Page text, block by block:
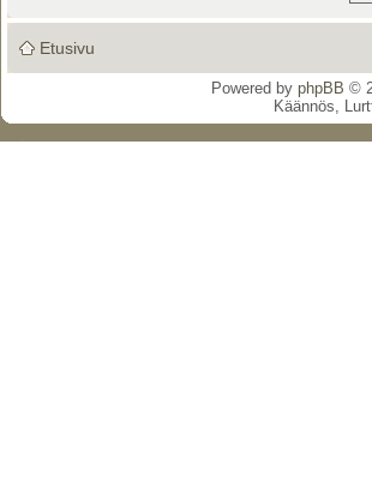
Etusivu
Powered by phpBB ©
Käännös,